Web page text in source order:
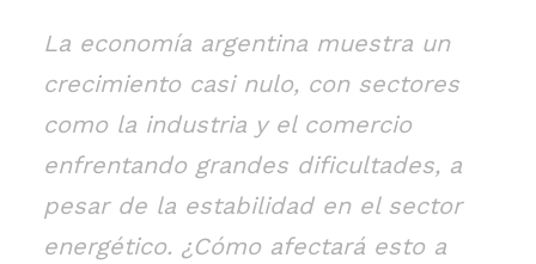
La economía argentina muestra un
crecimiento casi nulo, con sectores
como la industria y el comercio
enfrentando grandes dificultades, a
pesar de la estabilidad en el sector
energético. ¿Cómo afectará esto a